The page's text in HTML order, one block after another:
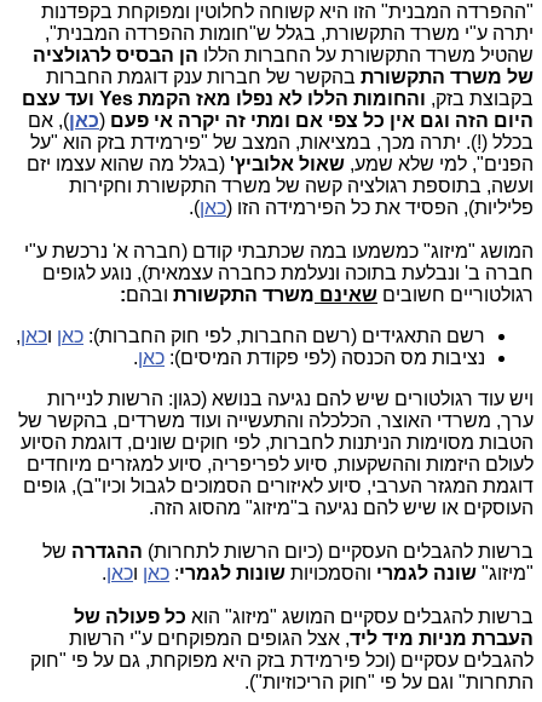
"ההפרדה המבנית" הזו היא קשוחה לחלוטין ומפוקחת בקפדנות
יתרה ע"י משרד התקשורת, בגלל ש"חומות ההפרדה המבנית",
שהטיל משרד התקשורת על החברות הללו הן הבסיס לרגולציה
של משרד התקשורת בהקשר של חברות ענק דוגמת החברות
בקבוצת בזק, והחומות הללו
לא נפלו מאז הקמת Yes ועד עצם
היום הזה וגם אין כל צפי אם ומתי זה יקרה אי פעם (כאן), אם
בכלל (!). יתרה מכך, במציאות, המצב של "פירמידת בזק הוא "על
הפנים", למי שלא שמע, שאול אלוביץ' (בגלל מה שהוא עצמו יזם
ועשה, בתוספת רגולציה קשה של משרד התקשורת וחקירות
פליליות), הפסיד את כל הפירמידה הזו (כאן).
המושג "מיזוג" כמשמעו במה שכתבתי קודם (חברה א' נרכשת ע"י
חברה ב' ונבלעת בתוכה ונעלמת כחברה עצמאית), נוגע לגופים
רגולטוריים חשובים שאינם משרד התקשורת ובהם:
רשם התאגידים (רשם החברות, לפי חוק החברות): כאן וכאן,
נציבות מס הכנסה (לפי פקודת המיסים): כאן.
ויש עוד רגולטורים שיש להם נגיעה בנושא (כגון: הרשות לניירות
ערך, משרדי האוצר, הכלכלה והתעשייה ועוד משרדים, בהקשר של
הטבות מסוימות הניתנות לחברות, לפי חוקים שונים, דוגמת הסיוע
לעולם היזמות וההשקעות, סיוע לפריפריה, סיוע למגזרים מיוחדים
דוגמת המגזר הערבי, סיוע לאיזורים הסמוכים לגבול וכיו"ב), גופים
העוסקים או שיש להם נגיעה ב"מיזוג" מהסוג הזה.
ברשות להגבלים העסקיים (כיום הרשות לתחרות) ההגדרה של
"מיזוג" שונה לגמרי והסמכויות שונות לגמרי: כאן וכאן.
ברשות להגבלים עסקיים המושג "מיזוג" הוא כל פעולה של
העברת מניות מיד ליד, אצל הגופים המפוקחים ע"י הרשות
להגבלים עסקיים (וכל פירמידת בזק היא מפוקחת, גם על פי "חוק
התחרות" וגם על פי "חוק הריכוזיות").